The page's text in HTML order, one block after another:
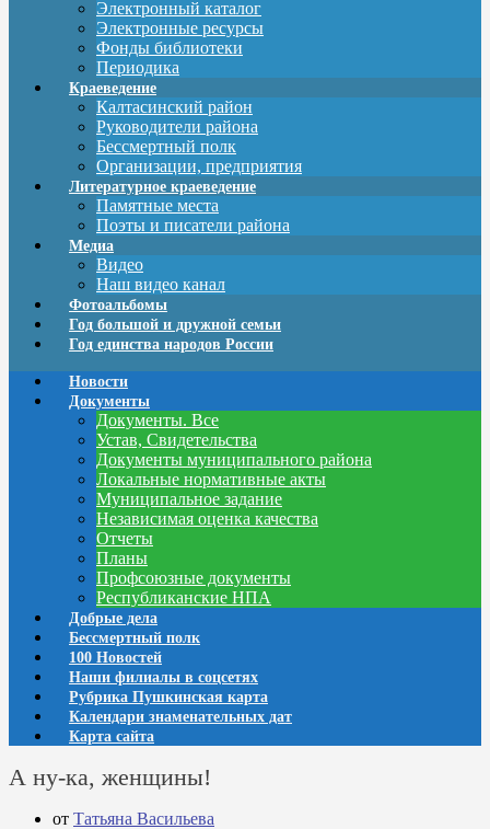
Электронный каталог
Электронные ресурсы
Фонды библиотеки
Периодика
Краеведение
Калтасинский район
Руководители района
Бессмертный полк
Организации, предприятия
Литературное краеведение
Памятные места
Поэты и писатели района
Медиа
Видео
Наш видео канал
Фотоальбомы
Год большой и дружной семьи
Год единства народов России
Новости
Документы
Документы. Все
Устав, Свидетельства
Документы муниципального района
Локальные нормативные акты
Муниципальное задание
Независимая оценка качества
Отчеты
Планы
Профсоюзные документы
Республиканские НПА
Добрые дела
Бессмертный полк
100 Новостей
Наши филиалы в соцсетях
Рубрика Пушкинская карта
Календари знаменательных дат
Карта сайта
А ну-ка, женщины!
от Татьяна Васильева